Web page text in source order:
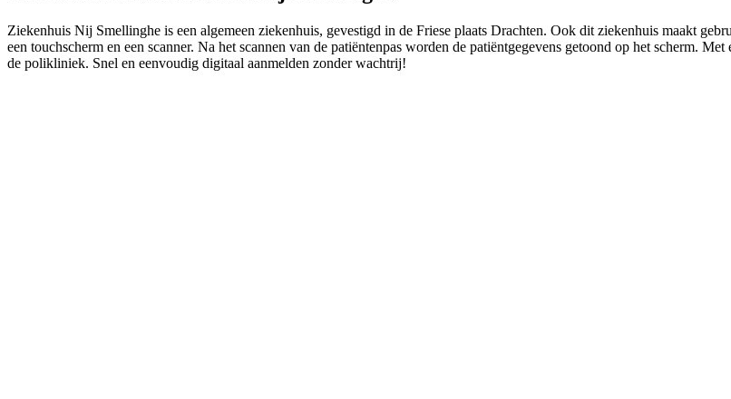
Ziekenhuis Nij Smellinghe is een algemeen ziekenhuis, gevestigd in de Friese plaats Drachten. Ook dit ziekenhuis maakt
een touchscherm en een scanner. Na het scannen van de patiëntenpas worden de patiëntgegevens getoond op het scherm.
de polikliniek. Snel en eenvoudig digitaal aanmelden zonder wachtrij!